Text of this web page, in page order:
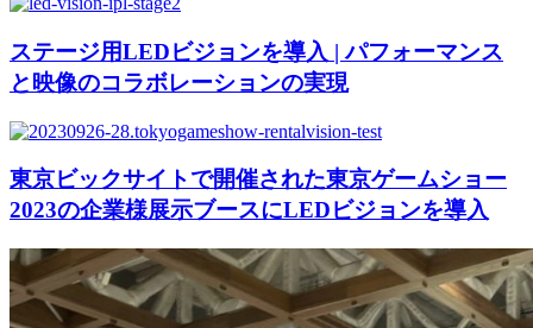
ステージ用LEDビジョンを導入 | パフォーマンス
と映像のコラボレーションの実現
東京ビックサイトで開催された東京ゲームショー
2023の企業様展示ブースにLEDビジョンを導入